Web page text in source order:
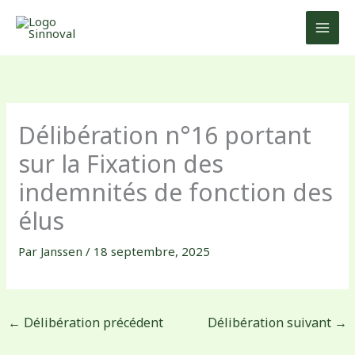
Délibération n°16 portant
sur la Fixation des
indemnités de fonction des
élus
Par Janssen/ 18 septembre, 2025
← Délibération précédent Délibération suivant →